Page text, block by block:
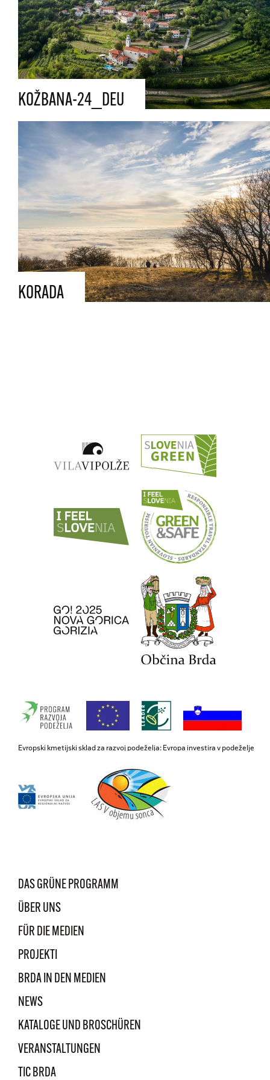
KOŽBANA-24_DEU
KORADA
Evropski kmetijski sklad za razvoj podeželja: Evropa investira v podeželje
DAS GRÜNE PROGRAMM
ÜBER UNS
FÜR DIE MEDIEN
PROJEKTI
BRDA IN DEN MEDIEN
NEWS
KATALOGE UND BROSCHÜREN
VERANSTALTUNGEN
TIC BRDA